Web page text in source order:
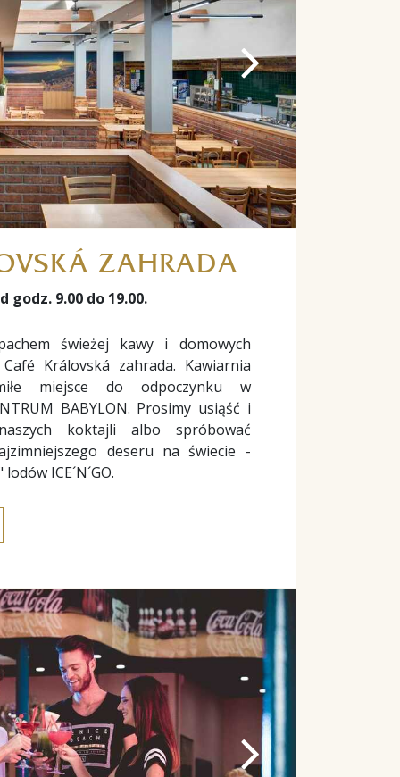
ZAHRADA
9.00 do 19.00.
świeżej kawy i domowych
Královská zahrada. Kawiarnia
miejsce do odpoczynku w
BABYLON. Prosimy usiąść i
koktajli albo spróbować
deseru na świecie -
ICE´N´GO.